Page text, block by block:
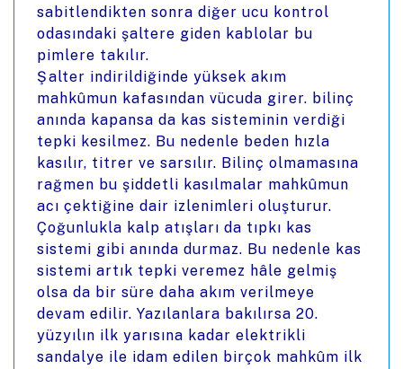
sabitlendikten sonra diğer ucu kontrol
odasındaki şaltere giden kablolar bu
pimlere takılır.
Şalter indirildiğinde yüksek akım
mahkûmun kafasından vücuda girer. bilinç
anında kapansa da kas sisteminin verdiği
tepki kesilmez. Bu nedenle beden hızla
kasılır, titrer ve sarsılır. Bilinç olmamasına
rağmen bu şiddetli kasılmalar mahkûmun
acı çektiğine dair izlenimleri oluşturur.
Çoğunlukla kalp atışları da tıpkı kas
sistemi gibi anında durmaz. Bu nedenle kas
sistemi artık tepki veremez hâle gelmiş
olsa da bir süre daha akım verilmeye
devam edilir. Yazılanlara bakılırsa 20.
yüzyılın ilk yarısına kadar elektrikli
sandalye ile idam edilen birçok mahkûm ilk